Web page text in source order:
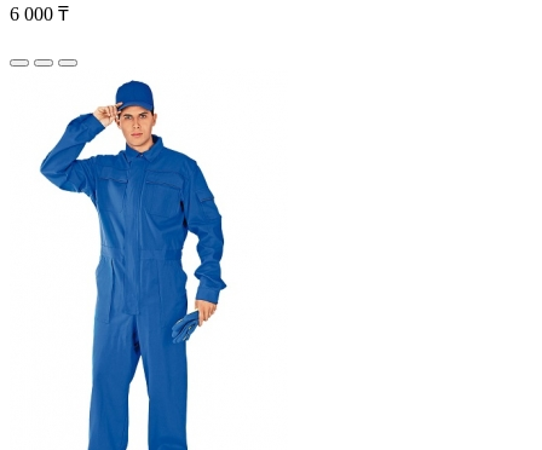
6 000 ₸